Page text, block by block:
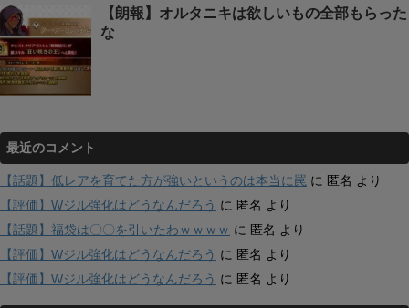
【朗報】オルタニキは欲しいもの全部もらった
な
最近のコメント
【話題】低レアを育てた方が強いというのは本当に罠 に 匿名 より
【評価】Wジル強化はどうなんだろう に 匿名 より
【話題】福袋は〇〇を引いたわｗｗｗｗ に 匿名 より
【評価】Wジル強化はどうなんだろう に 匿名 より
【評価】Wジル強化はどうなんだろう に 匿名 より